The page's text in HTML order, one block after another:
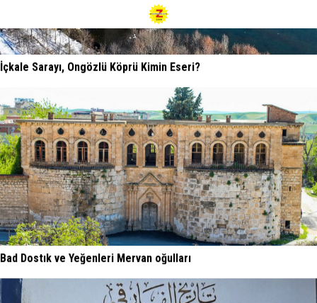
İçkale Sarayı, Ongözlü Köprü Kimin Eseri?
Bad Dostık ve Yeğenleri Mervan oğulları